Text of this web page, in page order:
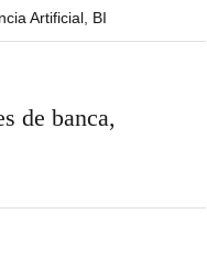
Artificial, BI
de banca,